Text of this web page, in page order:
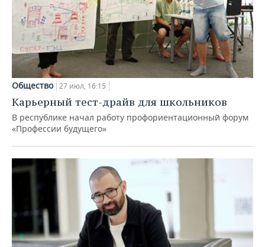
Общество 27 июл, 16:15
Карьерный тест-драйв для школьников
В республике начал работу профориентационный форум
«Профессии будущего»